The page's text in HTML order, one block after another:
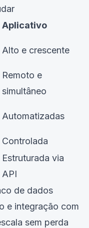
Aplicativo
Alto e crescente
Remoto e
simultâneo
Automatizadas
Controlada
Estruturada via
API
de dados
e integração com
sem perda